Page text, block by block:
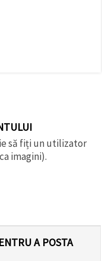
să fiți un utilizator
imagini).
A POSTA